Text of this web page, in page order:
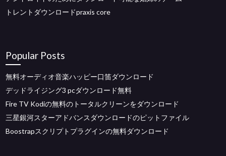
トレントダウンロードpraxis core
Popular Posts
無料オーディオ音楽ハッピー口笛ダウンロード
デッドライジング3 pcダウンロード無料
Fire TV Kodiの無料のトータルクリーンをダウンロード
三星銀河スターアドバンスダウンロードのピットファイル
Boostrapスクリプトプラグインの無料ダウンロード